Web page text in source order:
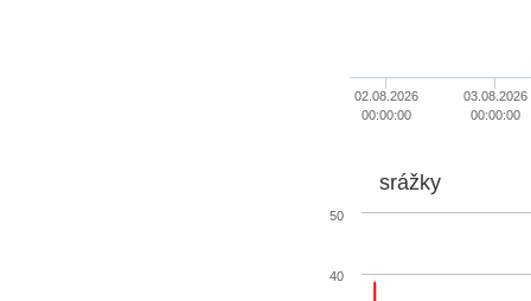
02.08.2026
00:00:00
03.08.2026
00:00:00
srážky
40
50